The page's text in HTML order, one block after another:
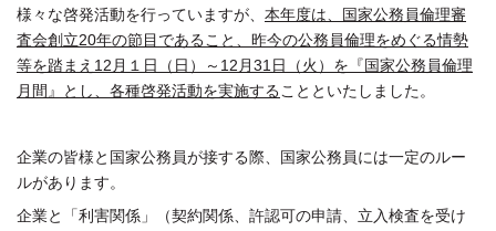
様々な啓発活動を行っていますが、 本年度は、国家公務員倫理審
査会創立20年の節目であること、昨今の公務員倫理をめぐる情勢
等を踏まえ12月１日（日）～12月31日（火）を『国家公務員倫理
月間』とし、各種啓発活動を実施する ことといたしました。
企業の皆様と国家公務員が接する際、国家公務員には一定のルー
ルがあります。
企業と「利害関係」（契約関係、許認可の申請、立入検査を受け